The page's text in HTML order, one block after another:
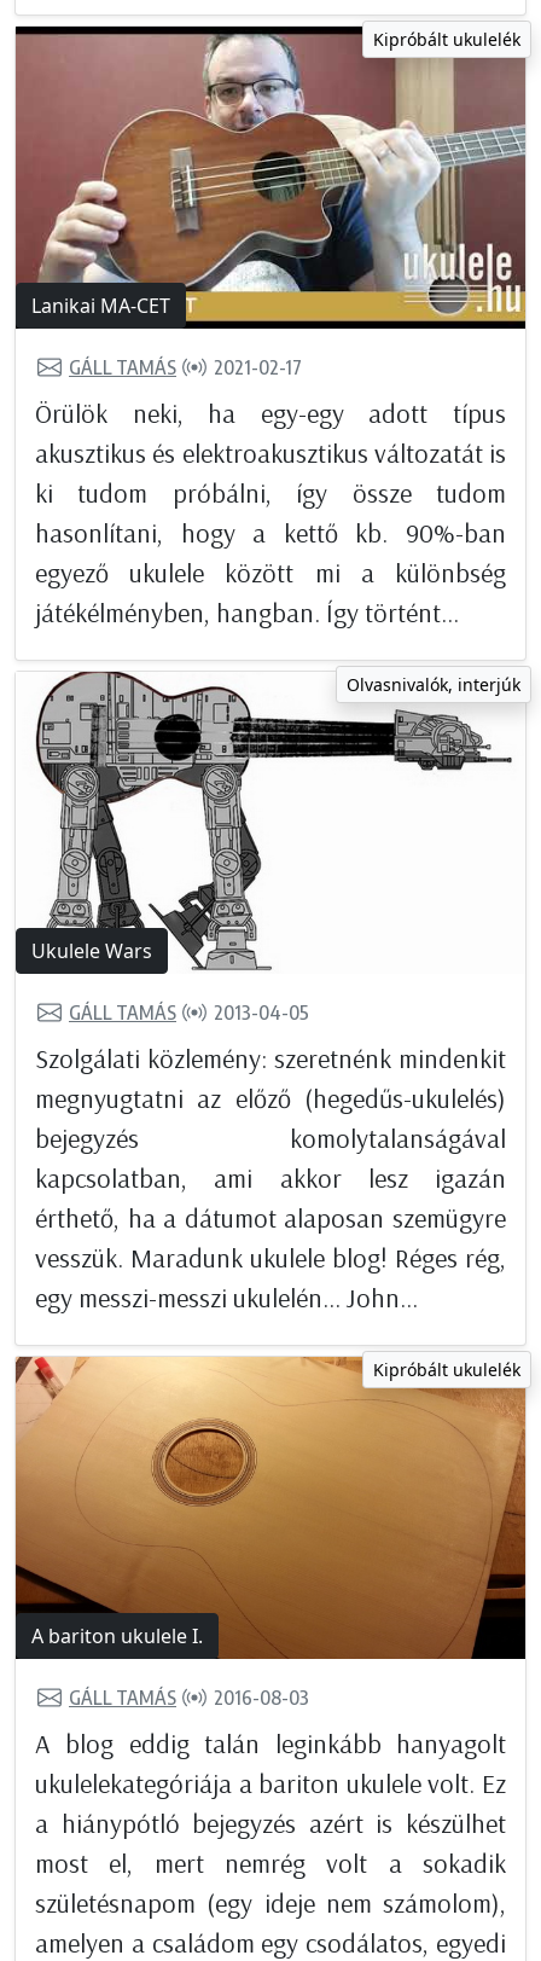
Kipróbált ukulelék
Lanikai MA-CET
GÁLL TAMÁS 2021-02-17
Örülök neki, ha egy-egy adott típus
akusztikus és elektroakusztikus változatát is
ki tudom próbálni, így össze tudom
hasonlítani, hogy a kettő kb. 90%-ban
egyező ukulele között mi a különbség
játékélményben, hangban. Így történt...
Olvasnivalók, interjúk
Ukulele Wars
GÁLL TAMÁS 2013-04-05
Szolgálati közlemény: szeretnénk mindenkit
megnyugtatni az előző (hegedűs-ukulelés)
bejegyzés komolytalanságával
kapcsolatban, ami akkor lesz igazán
érthető, ha a dátumot alaposan szemügyre
vesszük. Maradunk ukulele blog! Réges rég,
egy messzi-messzi ukulelén... John...
Kipróbált ukulelék
A bariton ukulele I.
GÁLL TAMÁS 2016-08-03
A blog eddig talán leginkább hanyagolt
ukulelekategóriája a bariton ukulele volt. Ez
a hiánypótló bejegyzés azért is készülhet
most el, mert nemrég volt a sokadik
születésnapom (egy ideje nem számolom),
amelyen a családom egy csodálatos, egyedi